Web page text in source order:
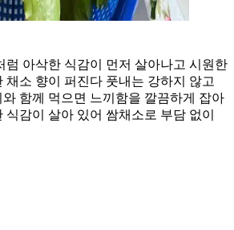
럼 아삭한 식감이 먼저 살아나고 시원한
채소 향이 퍼진다 풋내는 강하지 않고
함께 먹으면 느끼함을 깔끔하게 잡아
감이 살아 있어 쌈채소로 부담 없이